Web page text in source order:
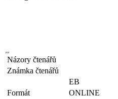
Názory čtenářů
Známka čtenářů
EB
Formát
ONLINE